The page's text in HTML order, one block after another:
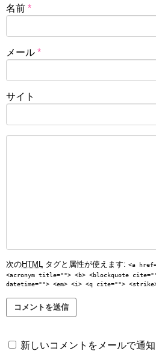
名前 *
メール *
サイト
次のHTML タグと属性が使えます: <a
<acronym title=""> <b> <blockquote
datetime=""> <em> <i> <q cite="">
新しいコメントをメールで通知